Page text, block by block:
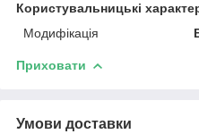
Користувальницькі
Модифікація
Приховати
Умови доставки